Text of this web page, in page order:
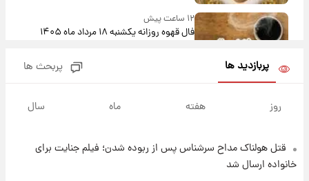
۱۲ ساعت پیش
فال قهوه روزانه یکشنبه ۱۸ مرداد ماه ۱۴۰۵
۲۰ ساعت پیش
پربازدید ها پربحث ها
روز هفته ماه سال
قتل هولناک مداح سرشناس پس از ربوده شدن؛ فیلم جنایت برای
خانواده ارسال شد